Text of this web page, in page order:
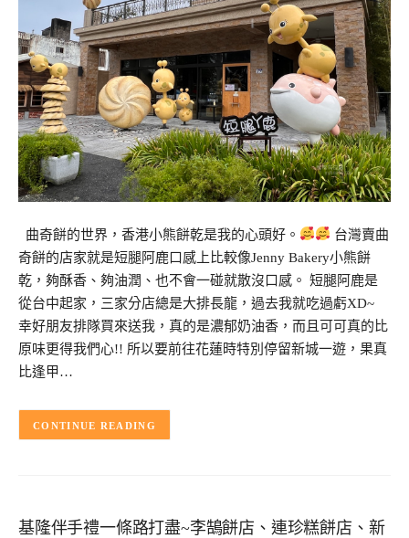
曲奇餅的世界，香港小熊餅乾是我的心頭好。
台灣賣曲
奇餅的店家就是短腿阿鹿口感上比較像Jenny Bakery小熊餅
乾，夠酥香、夠油潤、也不會一碰就散沒口感。 短腿阿鹿是
從台中起家，三家分店總是大排長龍，過去我就吃過虧XD~
幸好朋友排隊買來送我，真的是濃郁奶油香，而且可可真的比
原味更得我們心!! 所以要前往花蓮時特別停留新城一遊，果真
比逢甲…
CONTINUE READING
基隆伴手禮一條路打盡~李鵠餅店、連珍糕餅店、新